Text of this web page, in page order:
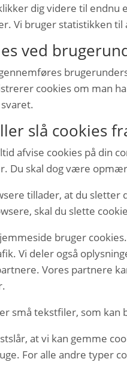
dig videre til endnu
Vi bruger statistikken
ved
cookies om man
slå cookies
afvise cookies på din
Du skal dog være
tillader, at du sletter
skal du slette
bruger
Vi deler også
Vores partnere
små tekstfiler, som
at vi kan gemme
For alle andre typer